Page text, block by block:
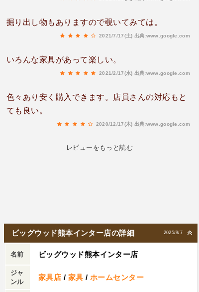
掘り出し物もありますので覗いてみては。
2021/7/17(土) 出典:www.google.com
いろんな家具があって楽しい。
2021/2/17(水) 出典:www.google.com
色々あり安く購入できます。店員さんの対応もと
ても良い。
2020/12/17(木) 出典:www.google.com
レビューをもっと読む
2025/9/7
ビッグウッド熊本インター店の詳細
名前 ビッグウッド熊本インター店
ジャ
ンル
家具店 / 家具 / ホームセンター